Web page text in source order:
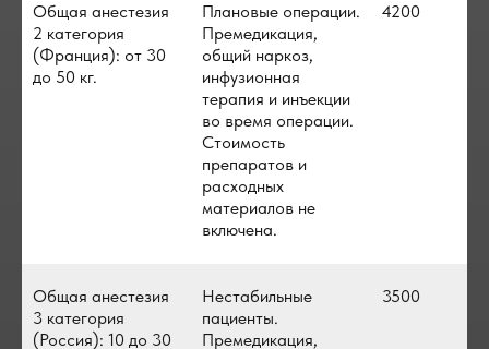
Общая анестезия
2 категория
(Франция): от 30
до 50 кг.
Плановые операции.
Премедикация,
общий наркоз,
инфузионная
терапия и инъекции
во время операции.
Стоимость
препаратов и
расходных
материалов не
включена.
4200
Общая анестезия
3 категория
(Россия): 10 до 30
Нестабильные
пациенты.
Премедикация,
3500